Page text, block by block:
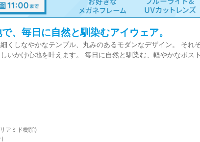
、毎日に自然と馴染むアイウェア。
くしなやかなテンプル、丸みのあるモダンなデザイン。 それ
いかけ心地を叶えます。 毎日に自然と馴染む、軽やかなボス
アミド樹脂)